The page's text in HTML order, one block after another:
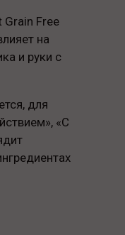
Grain Free
на
и руки с
для
«С